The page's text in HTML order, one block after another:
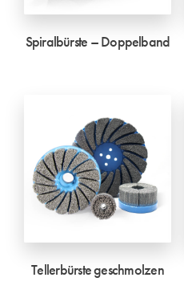
Spiralbürste – Doppelband
Tellerbürste geschmolzen